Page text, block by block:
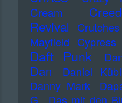
Cream
Revival
Crutches
Mayfield Cypress
Daft Punk
Dan
Daniel
Danny Mark
G. Das mit den